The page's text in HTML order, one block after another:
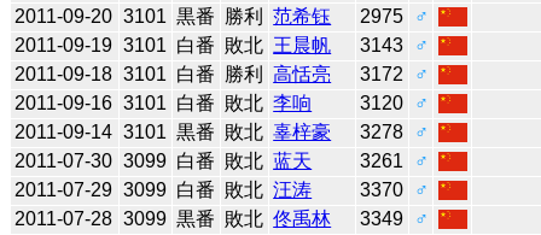
2011-09-20 3101 黒番 勝利 范希钰 2975
♂
2011-09-19 3101 白番 敗北 王晨帆 3143
♂
2011-09-18 3101 白番 勝利 高恬亮 3172
♂
2011-09-16 3101 白番 敗北 李响 3120
♂
2011-09-14 3101 黒番 敗北 辜梓豪 3278
♂
2011-07-30 3099 白番 敗北 蓝天 3261
♂
2011-07-29 3099 白番 敗北 汪涛 3370
♂
2011-07-28 3099 黒番 敗北 佟禹林 3349
♂